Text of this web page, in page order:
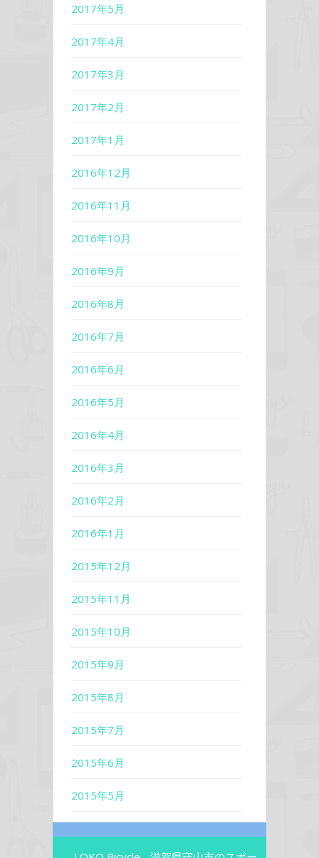
2017年5月
2017年4月
2017年3月
2017年2月
2017年1月
2016年12月
2016年11月
2016年10月
2016年9月
2016年8月
2016年7月
2016年6月
2016年5月
2016年4月
2016年3月
2016年2月
2016年1月
2015年12月
2015年11月
2015年10月
2015年9月
2015年8月
2015年7月
2015年6月
2015年5月